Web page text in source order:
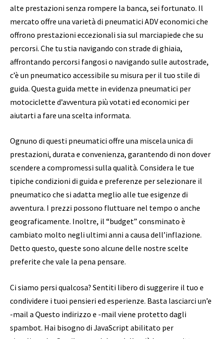
alte prestazioni senza rompere la banca, sei fortunato. Il
mercato offre una varietà di pneumatici ADV economici che
offrono prestazioni eccezionali sia sul marciapiede che su
percorsi. Che tu stia navigando con strade di ghiaia,
affrontando percorsi fangosi o navigando sulle autostrade,
c’è un pneumatico accessibile su misura per il tuo stile di
guida. Questa guida mette in evidenza pneumatici per
motociclette d’avventura più votati ed economici per
aiutarti a fare una scelta informata.
Ognuno di questi pneumatici offre una miscela unica di
prestazioni, durata e convenienza, garantendo di non dover
scendere a compromessi sulla qualità. Considera le tue
tipiche condizioni di guida e preferenze per selezionare il
pneumatico che si adatta meglio alle tue esigenze di
avventura. I prezzi possono fluttuare nel tempo o anche
geograficamente. Inoltre, il “budget” consminato è
cambiato molto negli ultimi anni a causa dell’inflazione.
Detto questo, queste sono alcune delle nostre scelte
preferite che vale la pena pensare.
Ci siamo persi qualcosa? Sentiti libero di suggerire il tuo e
condividere i tuoi pensieri ed esperienze. Basta lasciarci un’e
-mail a Questo indirizzo e -mail viene protetto dagli
spambot. Hai bisogno di JavaScript abilitato per